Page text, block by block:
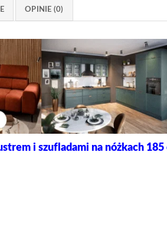
OPINIE (0)
i szufladami na nóżkach 185